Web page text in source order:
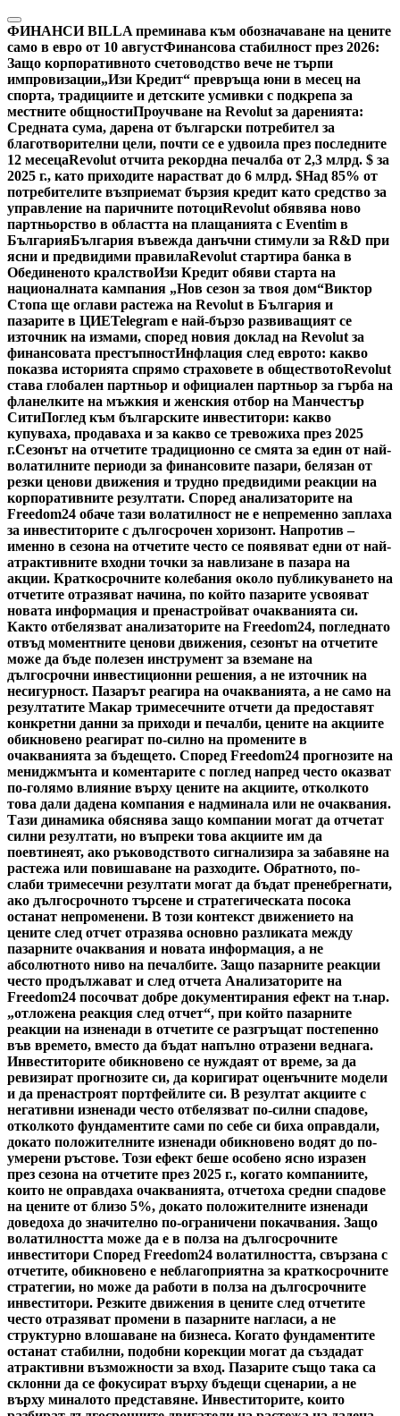
Skip
to
content
ФИНАНСИ BILLA преминава към обозначаване на цените
само в евро от 10 августФинансова стабилност през 2026:
Защо корпоративното счетоводство вече не търпи
импровизации„Изи Кредит“ превръща юни в месец на
спорта, традициите и детските усмивки с подкрепа за
местните общностиПроучване на Revolut за даренията:
Средната сума, дарена от български потребител за
благотворителни цели, почти се е удвоила през последните
12 месецаRevolut отчита рекордна печалба от 2,3 млрд. $ за
2025 г., като приходите нарастват до 6 млрд. $Над 85% от
потребителите възприемат бързия кредит като средство за
управление на паричните потоциRevolut обявява ново
партньорство в областта на плащанията с Eventim в
БългарияБългария въвежда данъчни стимули за R&D при
ясни и предвидими правилаRevolut стартира банка в
Обединеното кралствоИзи Кредит обяви старта на
националната кампания „Нов сезон за твоя дом“Виктор
Стопа ще оглави растежа на Revolut в България и
пазарите в ЦИЕTelegram е най-бързо развиващият се
източник на измами, според новия доклад на Revolut за
финансовата престъпностИнфлация след еврото: какво
показва историята спрямо страховете в обществотоRevolut
става глобален партньор и официален партньор за гърба на
фланелките на мъжкия и женския отбор на Манчестър
СитиПоглед към българските инвеститори: какво
купуваха, продаваха и за какво се тревожиха през 2025
г.Сезонът на отчетите традиционно се смята за един от най-
волатилните периоди за финансовите пазари, белязан от
резки ценови движения и трудно предвидими реакции на
корпоративните резултати. Според анализаторите на
Freedom24 обаче тази волатилност не е непременно заплаха
за инвеститорите с дългосрочен хоризонт. Напротив –
именно в сезона на отчетите често се появяват едни от най-
атрактивните входни точки за навлизане в пазара на
акции. Краткосрочните колебания около публикуването на
отчетите отразяват начина, по който пазарите усвояват
новата информация и пренастройват очакванията си.
Както отбелязват анализаторите на Freedom24, погледнато
отвъд моментните ценови движения, сезонът на отчетите
може да бъде полезен инструмент за вземане на
дългосрочни инвестиционни решения, а не източник на
несигурност. Пазарът реагира на очакванията, а не само на
резултатите Макар тримесечните отчети да предоставят
конкретни данни за приходи и печалби, цените на акциите
обикновено реагират по-силно на промените в
очакванията за бъдещето. Според Freedom24 прогнозите на
мениджмънта и коментарите с поглед напред често оказват
по-голямо влияние върху цените на акциите, отколкото
това дали дадена компания е надминала или не очаквания.
Тази динамика обяснява защо компании могат да отчетат
силни резултати, но въпреки това акциите им да
поевтинеят, ако ръководството сигнализира за забавяне на
растежа или повишаване на разходите. Обратното, по-
слаби тримесечни резултати могат да бъдат пренебрегнати,
ако дългосрочното търсене и стратегическата посока
останат непроменени. В този контекст движението на
цените след отчет отразява основно разликата между
пазарните очаквания и новата информация, а не
абсолютното ниво на печалбите. Защо пазарните реакции
често продължават и след отчета Анализаторите на
Freedom24 посочват добре документирания ефект на т.нар.
„отложена реакция след отчет“, при който пазарните
реакции на изненади в отчетите се разгръщат постепенно
във времето, вместо да бъдат напълно отразени веднага.
Инвеститорите обикновено се нуждаят от време, за да
ревизират прогнозите си, да коригират оценъчните модели
и да пренастроят портфейлите си. В резултат акциите с
негативни изненади често отбелязват по-силни спадове,
отколкото фундаментите сами по себе си биха оправдали,
докато положителните изненади обикновено водят до по-
умерени ръстове. Този ефект беше особено ясно изразен
през сезона на отчетите през 2025 г., когато компаниите,
които не оправдаха очакванията, отчетоха средни спадове
на цените от близо 5%, докато положителните изненади
доведоха до значително по-ограничени покачвания. Защо
волатилността може да е в полза на дългосрочните
инвеститори Според Freedom24 волатилността, свързана с
отчетите, обикновено е неблагоприятна за краткосрочните
стратегии, но може да работи в полза на дългосрочните
инвеститори. Резките движения в цените след отчетите
често отразяват промени в пазарните нагласи, а не
структурно влошаване на бизнеса. Когато фундаментите
останат стабилни, подобни корекции могат да създадат
атрактивни възможности за вход. Пазарите също така са
склонни да се фокусират върху бъдещи сценарии, а не
върху миналото представяне. Инвеститорите, които